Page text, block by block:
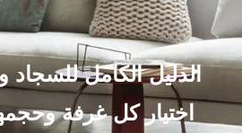
الدليل الكامل
اختيار كل غرفة